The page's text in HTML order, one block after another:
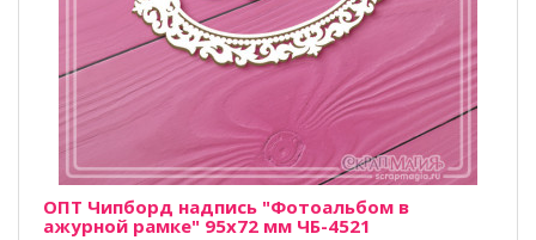
ОПТ Чипборд надпись "Фотоальбом в
ажурной рамке" 95х72 мм ЧБ-4521